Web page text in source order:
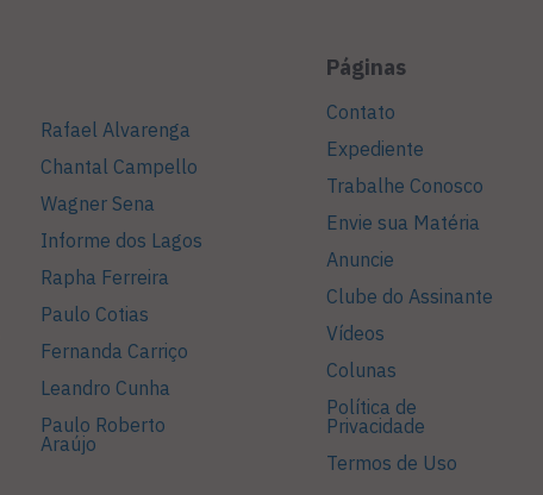
Rafael Alvarenga
Chantal Campello
Wagner Sena
Informe dos Lagos
Rapha Ferreira
Paulo Cotias
Fernanda Carriço
Leandro Cunha
Paulo Roberto
Araújo
Páginas
Contato
Expediente
Trabalhe Conosco
Envie sua Matéria
Anuncie
Clube do Assinante
Vídeos
Colunas
Política de
Privacidade
Termos de Uso